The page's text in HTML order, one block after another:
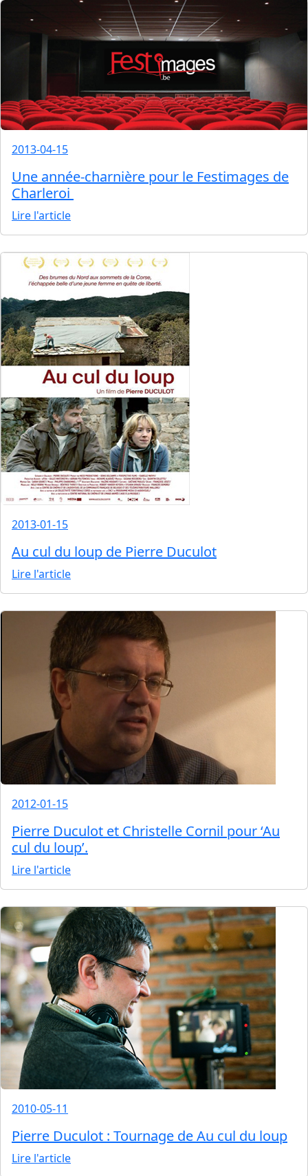
2013-04-15
Une année-charnière pour le Festimages de
Charleroi
Lire l'article
2013-01-15
Au cul du loup de Pierre Duculot
Lire l'article
2012-01-15
Pierre Duculot et Christelle Cornil pour ‘Au
cul du loup’.
Lire l'article
2010-05-11
Pierre Duculot : Tournage de Au cul du loup
Lire l'article